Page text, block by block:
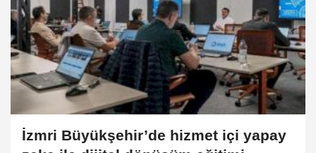
İzmri Büyükşehir’de hizmet içi yapay